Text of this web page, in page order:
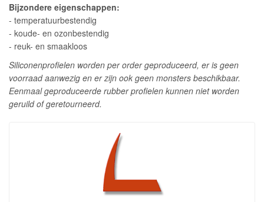
Bijzondere eigenschappen:
- temperatuurbestendig
- koude- en ozonbestendig
- reuk- en smaakloos
Siliconenprofielen worden per order geproduceerd, er is geen
voorraad aanwezig en er zijn ook geen monsters beschikbaar.
Eenmaal geproduceerde rubber profielen kunnen niet worden
geruild of geretourneerd.